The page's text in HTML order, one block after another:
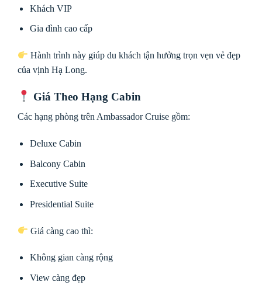
Khách VIP
Gia đình cao cấp
Hành trình này giúp du khách tận hưởng trọn vẹn vẻ đẹp
của vịnh Hạ Long.
Giá Theo Hạng Cabin
Các hạng phòng trên Ambassador Cruise gồm:
Deluxe Cabin
Balcony Cabin
Executive Suite
Presidential Suite
Giá càng cao thì:
Không gian càng rộng
View càng đẹp